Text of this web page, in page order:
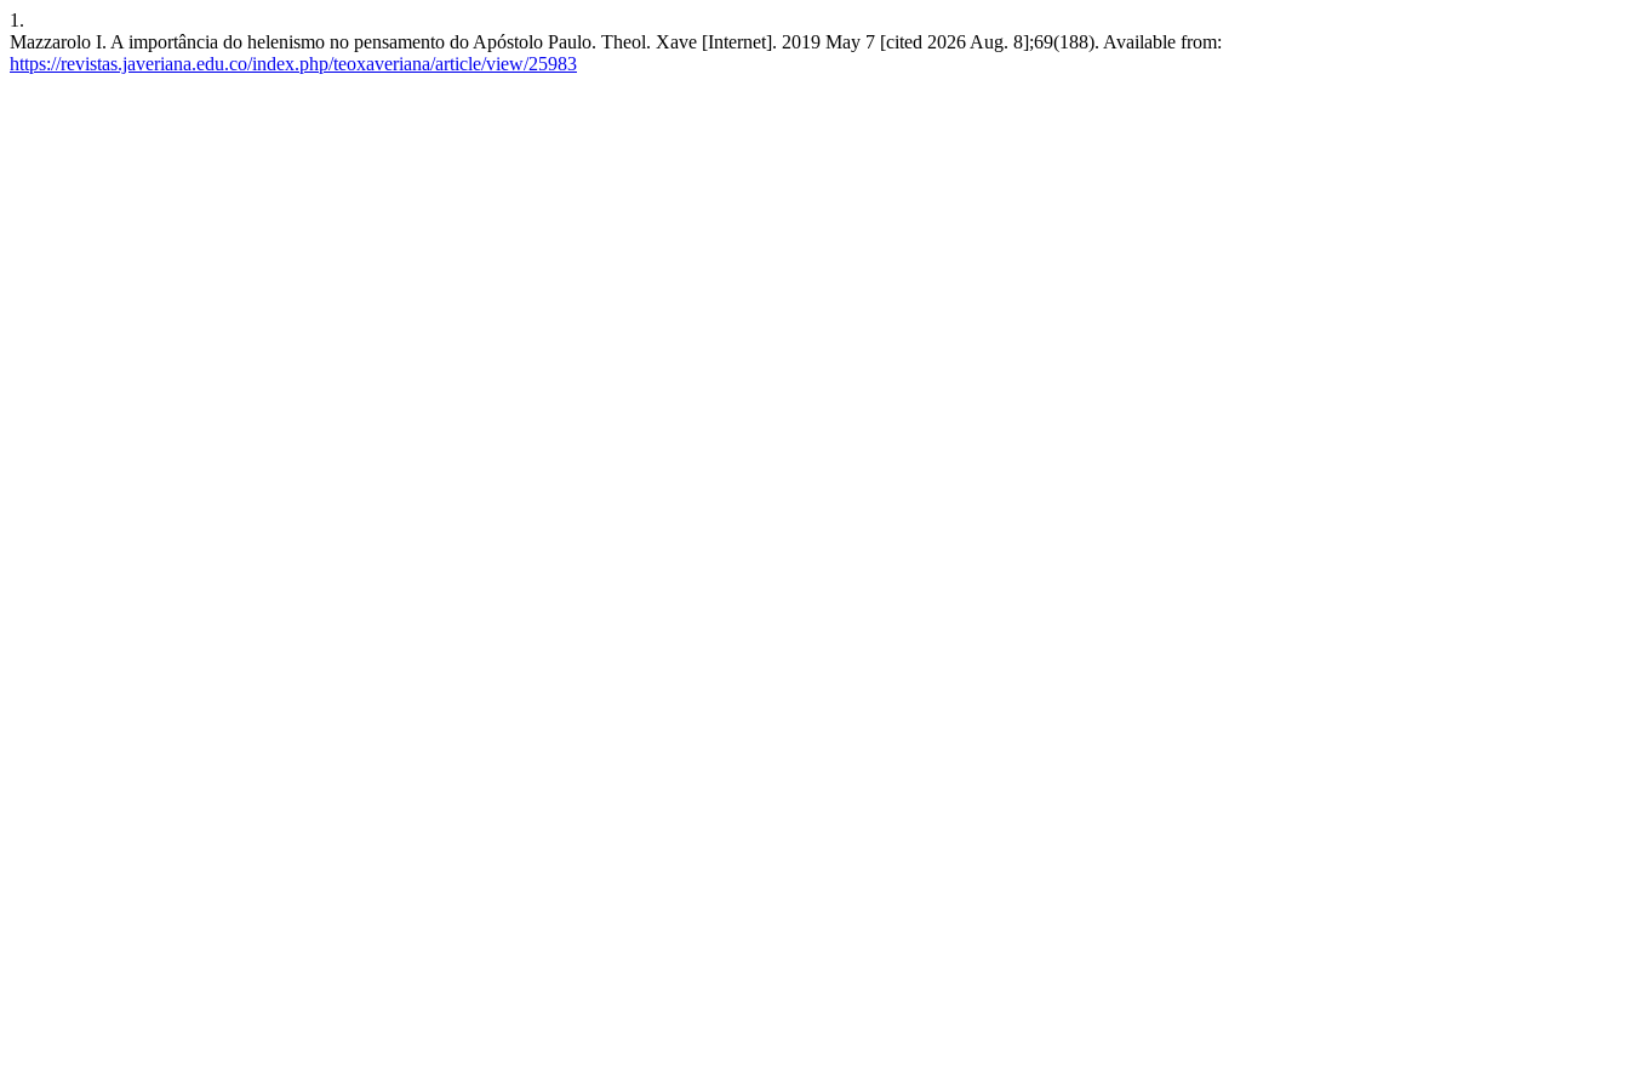
1.
Mazzarolo I. A importância do helenismo no pensamento do Apóstolo Paulo. Theol. Xave [Internet]. 2019 May 7 [cited 2026 Aug. 8];69(188). Available from:
https://revistas.javeriana.edu.co/index.php/teoxaveriana/article/view/25983